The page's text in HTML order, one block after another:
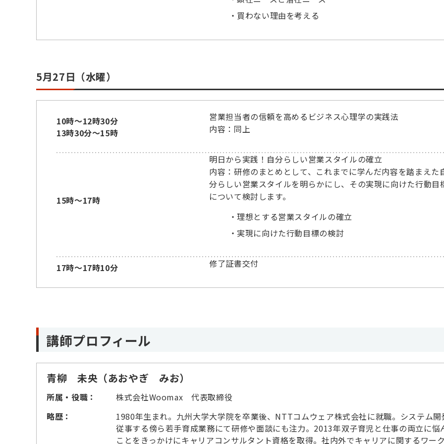
買わない理由を考える
5月27日（水曜）
10時～12時30分
13時30分～15時
営業担当者の信頼を高めるビジネス心理学の実践法
内容：同上
15時～17時
明日から実践！自分らしい営業スタイルの確立
内容：研修のまとめとして、これまでに学んだ内容を踏まえた
分らしい営業スタイルを明らかにし、その実現に向けた行動目
について検討します。
理想とする営業スタイルの確立
実現に向けた行動目標の検討
17時～17時10分 修了証書交付
講師プロフィール
青柳 未央（あおやぎ みお）
所属・役職：
株式会社Woomax 代表取締役
略歴：
1980年生まれ。九州大学大学院を卒業後、NTTコムウェア株式会社に就職。システム開
従事する傍ら若手育成業務にて研修や面談にも注力。2013年双子育児と仕事の両立に悩
ことをきっかけにキャリアコンサルタント資格を取得。社内外でキャリアに関するワー